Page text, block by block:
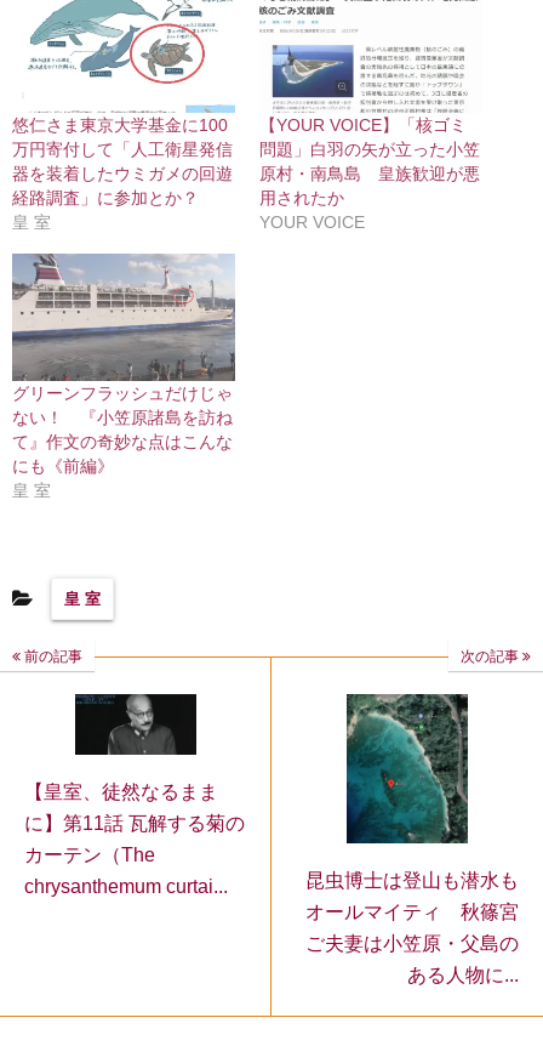
悠仁さま東京大学基金に100
万円寄付して「人工衛星発信
器を装着したウミガメの回遊
経路調査」に参加とか？
皇 室
【YOUR VOICE】「核ゴミ
問題」白羽の矢が立った小笠
原村・南鳥島 皇族歓迎が悪
用されたか
YOUR VOICE
グリーンフラッシュだけじゃ
ない！ 『小笠原諸島を訪ね
て』作文の奇妙な点はこんな
にも《前編》
皇 室
皇 室
前の記事
【皇室、徒然なるまま
に】第11話 瓦解する菊の
カーテン（The
chrysanthemum curtai...
次の記事
昆虫博士は登山も潜水も
オールマイティ 秋篠宮
ご夫妻は小笠原・父島の
ある人物に...